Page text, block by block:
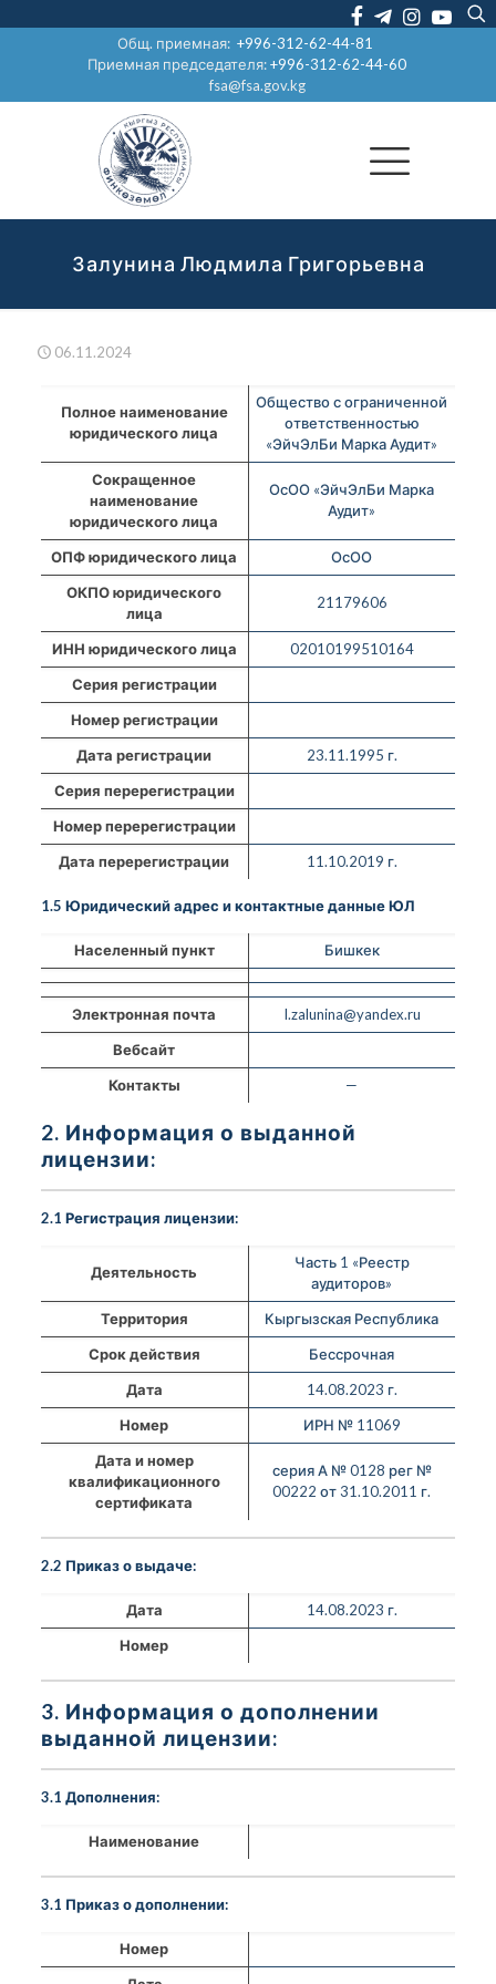
Общ. приемная:+996-312-62-44-81
Приемная председателя:+996-312-62-44-60
fsa@fsa.gov.kg
Залунина Людмила Григорьевна
06.11.2024
Полное наименование
юридического лица
Общество с ограниченной
ответственностью
«ЭйчЭлБи Марка Аудит»
Сокращенное
наименование
юридического лица
ОсОО «ЭйчЭлБи Марка
Аудит»
ОПФ юридического лица
ОсОО
ОКПО юридического
лица
21179606
ИНН юридического лица
02010199510164
Серия регистрации
Номер регистрации
Дата регистрации
23.11.1995 г.
Серия перерегистрации
Номер перерегистрации
Дата перерегистрации
11.10.2019 г.
1.5 Юридический адрес и контактные данные ЮЛ
Населенный пункт Бишкек
Электронная почта
I.zalunina@yandex.ru
Вебсайт
Контакты
—
2. Информация о выданной
лицензии:
2.1 Регистрация лицензии:
Деятельность
Часть 1 «Реестр
аудиторов»
Территория
Кыргызская Республика
Срок действия
Бессрочная
Дата
14.08.2023 г.
Номер
ИРН № 11069
Дата и номер
квалификационного
сертификата
серия А № 0128 рег №
00222 от 31.10.2011 г.
2.2 Приказ о выдаче:
Дата
14.08.2023 г.
Номер
3. Информация о дополнении
выданной лицензии:
3.1 Дополнения:
Наименование
3.1 Приказ о дополнении:
Номер